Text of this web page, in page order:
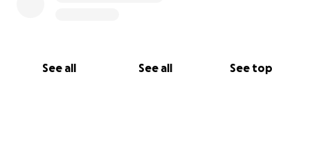
See all See all See top